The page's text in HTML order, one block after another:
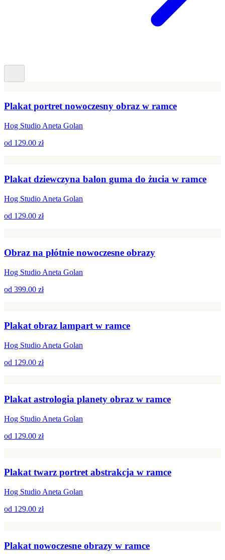
Plakat portret nowoczesny obraz w ramce
Hog Studio Aneta Golan
od 129.00 zł
Plakat dziewczyna balon guma do żucia w ramce
Hog Studio Aneta Golan
od 129.00 zł
Obraz na płótnie nowoczesne obrazy
Hog Studio Aneta Golan
od 399.00 zł
Plakat obraz lampart w ramce
Hog Studio Aneta Golan
od 129.00 zł
Plakat astrologia planety obraz w ramce
Hog Studio Aneta Golan
od 129.00 zł
Plakat twarz portret abstrakcja w ramce
Hog Studio Aneta Golan
od 129.00 zł
Plakat nowoczesne obrazy w ramce